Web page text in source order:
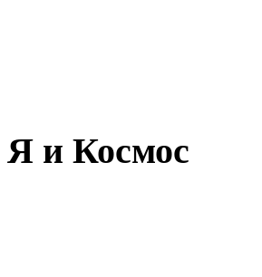
Я и Космос